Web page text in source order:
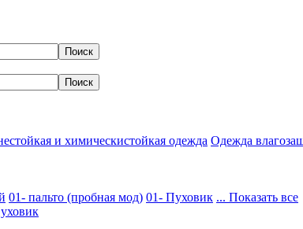
и химическистойкая одежда Одежда
01- пальто (пробная мод) 01- Пуховик ... Показать все